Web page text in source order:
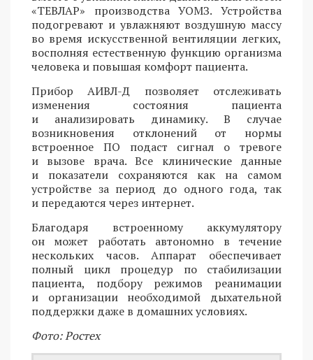
«ТЕВЛАР» производства УОМЗ. Устройства
подогревают и увлажняют воздушную массу
во время искусственной вентиляции легких,
восполняя естественную функцию организма
человека и повышая комфорт пациента.
Прибор АИВЛ-Д позволяет отслеживать
изменения состояния пациента
и анализировать динамику. В случае
возникновения отклонений от нормы
встроенное ПО подаст сигнал о тревоге
и вызове врача. Все клинические данные
и показатели сохраняются как на самом
устройстве за период до одного года, так
и передаются через интернет.
Благодаря встроенному аккумулятору
он может работать автономно в течение
нескольких часов. Аппарат обеспечивает
полный цикл процедур по стабилизации
пациента, подбору режимов реанимации
и организации необходимой дыхательной
поддержки даже в домашних условиях.
Фото: Ростех